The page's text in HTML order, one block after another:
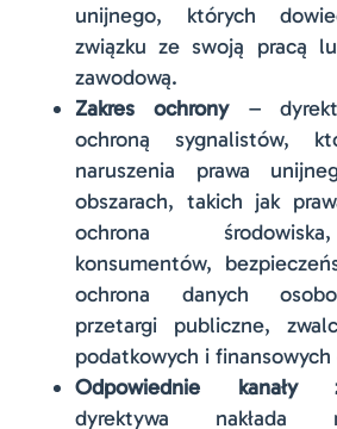
unijnego, których
związku ze swoją pracą
zawodową.
Zakres ochrony–
ochroną sygnalistów,
naruszenia prawa
obszarach, takich jak
ochrona
konsumentów,
ochrona danych
przetargi publiczne,
podatkowych i finansowych
Odpowiednie kanały
dyrektywa nakłada